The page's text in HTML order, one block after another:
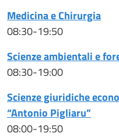
Medicina e Chirurgia
08:30-19:50
Scienze ambientali e
08:30-19:00
Scienze giuridiche
“Antonio Pigliaru”
08:00-19:50